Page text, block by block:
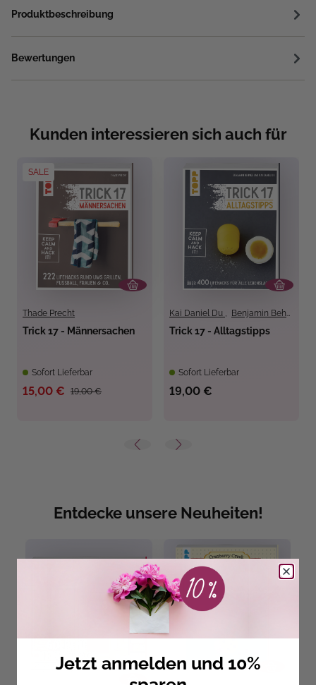
Produktbeschreibung
Bewertungen
Kunden interessieren sich auch für
SALE
Thade Precht
Trick 17 - Männersachen
Sofort Lieferbar
19,00 €
15,00 €
Kai Daniel Du , Benjamin Behnke
Trick 17 - Alltagstipps
Sofort Lieferbar
19,00 €
Entdecke unsere Neuheiten!
Jetzt anmelden und 10%